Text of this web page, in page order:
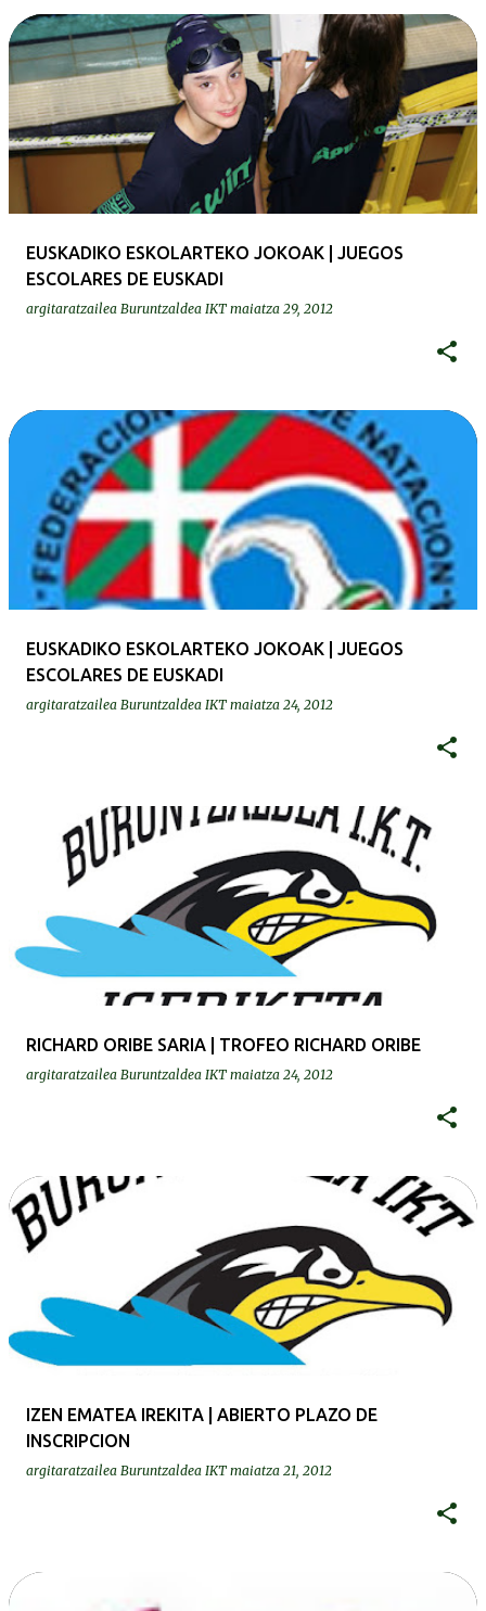
EUSKADIKO ESKOLARTEKO JOKOAK | JUEGOS
ESCOLARES DE EUSKADI
argitaratzailea Buruntzaldea IKT maiatza 29, 2012
EUSKADIKO ESKOLARTEKO JOKOAK | JUEGOS
ESCOLARES DE EUSKADI
argitaratzailea Buruntzaldea IKT maiatza 24, 2012
RICHARD ORIBE SARIA | TROFEO RICHARD ORIBE
argitaratzailea Buruntzaldea IKT maiatza 24, 2012
IZEN EMATEA IREKITA | ABIERTO PLAZO DE
INSCRIPCION
argitaratzailea Buruntzaldea IKT maiatza 21, 2012